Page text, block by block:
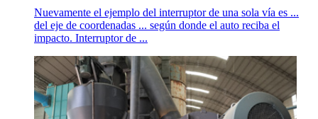
Nuevamente el ejemplo del interruptor de una sola vía es ...
del eje de coordenadas ... según donde el auto reciba el
impacto. Interruptor de ...